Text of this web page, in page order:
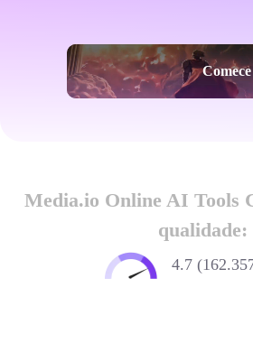
Media.io Online AI Tools
qualidade:
4.7